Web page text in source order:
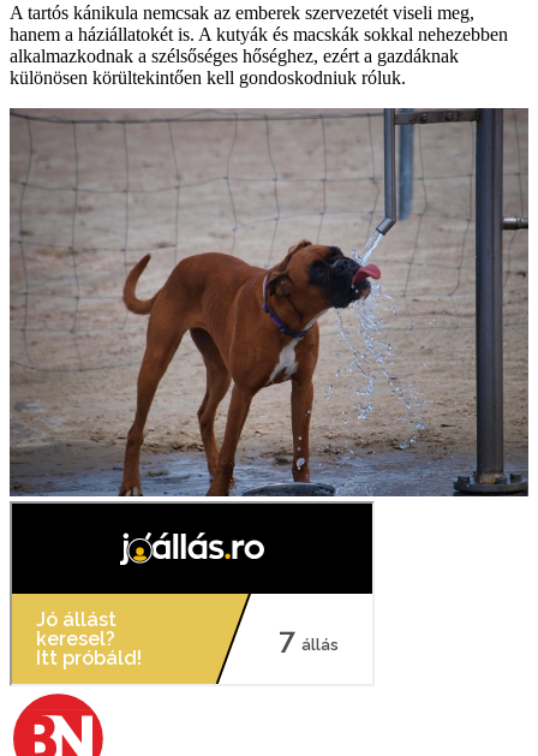
A tartós kánikula nemcsak az emberek szervezetét viseli meg,
hanem a háziállatokét is. A kutyák és macskák sokkal nehezebben
alkalmazkodnak a szélsőséges hőséghez, ezért a gazdáknak
különösen körültekintően kell gondoskodniuk róluk.